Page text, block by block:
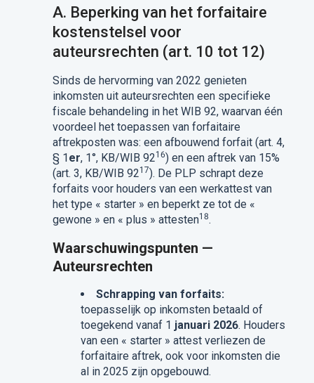
A. Beperking van het forfaitaire
kostenstelsel voor
auteursrechten (art. 10 tot 12)
Sinds de hervorming van 2022 genieten
inkomsten uit auteursrechten een specifieke
fiscale behandeling in het WIB 92, waarvan één
voordeel het toepassen van forfaitaire
aftrekposten was: een afbouwend forfait (art. 4,
§ 1er, 1°, KB/WIB 9216) en een aftrek van 15%
(art. 3, KB/WIB 9217). De PLP schrapt deze
forfaits voor houders van een werkattest van
het type « starter » en beperkt ze tot de «
gewone » en « plus » attesten18.
Waarschuwingspunten —
Auteursrechten
Schrapping van forfaits:
toepasselijk op inkomsten betaald of
toegekend vanaf 1 januari 2026. Houders
van een « starter » attest verliezen de
forfaitaire aftrek, ook voor inkomsten die
al in 2025 zijn opgebouwd.